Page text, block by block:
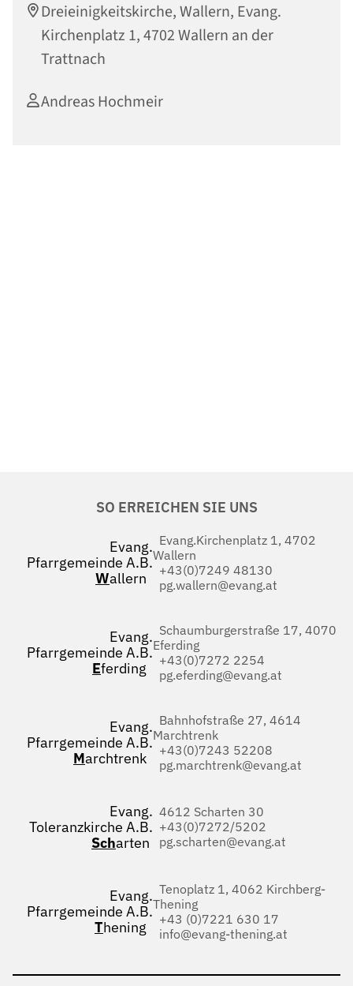
Dreieinigkeitskirche, Wallern, Evang.
Kirchenplatz 1, 4702 Wallern an der
Trattnach
Andreas Hochmeir
SO ERREICHEN SIE UNS
Evang.
Pfarrgemeinde A.B.
Wallern
Evang.Kirchenplatz 1, 4702
Wallern
+43(0)7249 48130
pg.wallern@evang.at
Evang.
Pfarrgemeinde A.B.
Eferding
Schaumburgerstraße 17, 4070
Eferding
+43(0)7272 2254
pg.eferding@evang.at
Evang.
Pfarrgemeinde A.B.
Marchtrenk
Bahnhofstraße 27, 4614
Marchtrenk
+43(0)7243 52208
pg.marchtrenk@evang.at
Evang.
Toleranzkirche A.B.
Scharten
4612 Scharten 30
+43(0)7272/5202
pg.scharten@evang.at
Evang.
Pfarrgemeinde A.B.
Thening
Tenoplatz 1, 4062 Kirchberg-
Thening
+43 (0)7221 630 17
info@evang-thening.at